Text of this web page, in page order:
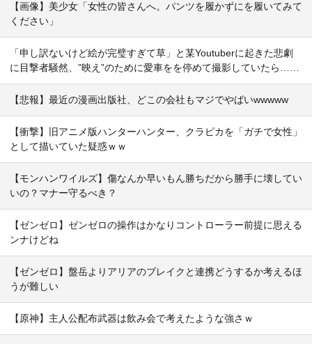
【画像】美少女「女性の皆さんへ。パンツを履かずにを履いてみて
ください」
「申し訳ないけど絵が完璧すぎて草」と某Youtuberに起きた悲劇
に目撃者騒然、”映え”のために愛車をを停めて撮影していたら……
【悲報】最近の漫画出版社、どこの会社もマジでやばいwwwww
【衝撃】旧アニメ版ハンターハンター、クラピカを「ガチで女性」
として描いていた疑惑ｗｗ
【モンハンワイルズ】傷なんか早いもん勝ちだから勝手に壊してい
いの？マナー守るべき？
【ゼンゼロ】ゼンゼロの操作はかなりコントローラー前提に思える
ンナけどね
【ゼンゼロ】盤岳よりアリアのブレイクと連携どうするか考えるほ
うが難しい
【原神】主人公配布武器は飲み会で考えたような強さｗ